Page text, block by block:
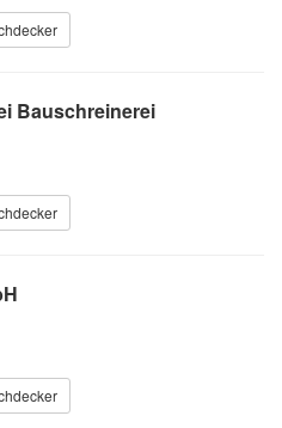
Bauschreinerei